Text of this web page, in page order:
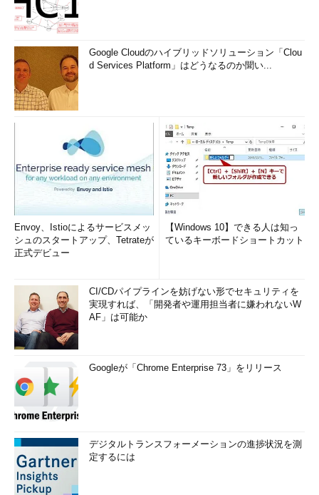
Google Cloudのハイブリッドソリューション「Clou
d Services Platform」はどうなるのか聞い...
Envoy、Istioによるサービスメッ
シュのスタートアップ、Tetrateが
正式デビュー
【Windows 10】できる人は知っ
ているキーボードショートカット
CI/CDパイプラインを妨げない形でセキュリティを
実現すれば、「開発者や運用担当者に嫌われないW
AF」は可能か
Googleが「Chrome Enterprise 73」をリリース
デジタルトランスフォーメーションの進捗状況を測
定するには